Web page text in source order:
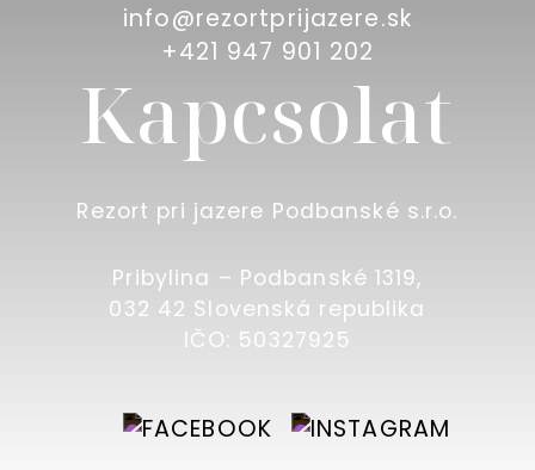
info@rezortprijazere.sk
+421 947 901 202
Kapcsolat
Rezort pri jazere Podbanské s.r.o.
Pribylina – Podbanské 1319,
032 42 Slovenská republika
IČO: 50327925